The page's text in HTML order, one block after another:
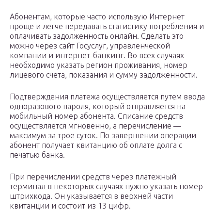
Абонентам, которые часто использую Интернет
проще и легче передавать статистику потребления и
оплачивать задолженность онлайн. Сделать это
можно через сайт Госуслуг, управленческой
компании и интернет-банкинг. Во всех случаях
необходимо указать регион проживания, номер
лицевого счета, показания и сумму задолженности.
Подтверждения платежа осуществляется путем ввода
одноразового пароля, который отправляется на
мобильный номер абонента. Списание средств
осуществляется мгновенно, а перечисление —
максимум за трое суток. По завершении операции
абонент получает квитанцию об оплате долга с
печатью банка.
При перечислении средств через платежный
терминал в некоторых случаях нужно указать номер
штрихкода. Он указывается в верхней части
квитанции и состоит из 13 цифр.